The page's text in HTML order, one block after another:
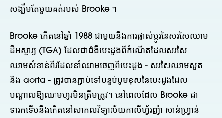
សង្ឃឹមតែមួយគត់របស់ Brooke ។
Brooke កើតនៅឆ្នាំ 1988 ជាមួយនឹងការផ្លាស់ប្តូរនៃសរសៃឈាម
ដ៏អស្ចារ្យ (TGA) ដែលជាជំងឺបេះដូងពីកំណើតដែលសរសៃ
ឈាមសំខាន់ពីរដែលនាំឈាមចេញពីបេះដូង - សរសៃឈាមសួត
និង aorta - ត្រូវបានភ្ជាប់ទៅបន្ទប់បូមខុសនៃបេះដូងដែល
បណ្តាលឱ្យឈាមហូរមិនត្រឹមត្រូវ។ នៅពេលដែល Brooke ជា
ទារកទើបនឹងកើតនៅសាកលវិទ្យាល័យកាលីហ្វ័រញ៉ា សាន់ហ្វ្រាន់